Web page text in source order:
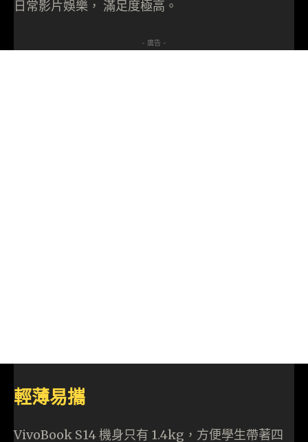
日常影片娛樂， 滿足度極高。
- 廣告 -
輕薄易攜
VivoBook S14 機身只有 1.4kg，方便學生帶著四